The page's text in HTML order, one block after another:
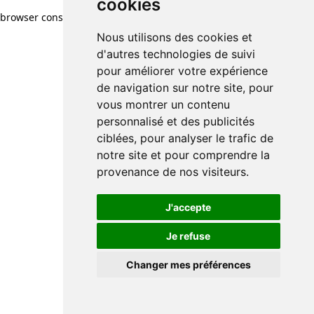
cookies
Nous utilisons des cookies et
d'autres technologies de suivi
pour améliorer votre expérience
de navigation sur notre site, pour
vous montrer un contenu
personnalisé et des publicités
ciblées, pour analyser le trafic de
notre site et pour comprendre la
provenance de nos visiteurs.
J'accepte
Je refuse
Changer mes préférences
browser console for more information)